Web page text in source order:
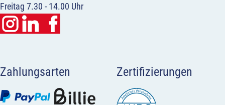
Freitag 7.30 - 14.00 Uhr
Zahlungsarten Zertifizierungen